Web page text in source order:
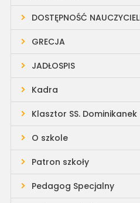
DOSTĘPNOŚĆ
GRECJA
JADŁOSPIS
Kadra
Klasztor SS. Dominikanek
O szkole
Patron szkoły
Pedagog Specjalny